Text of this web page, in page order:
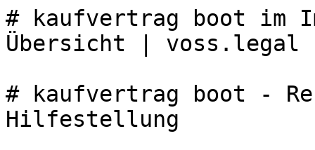
# kaufvertrag boot im
Übersicht | voss.legal
# kaufvertrag boot -
Hilfestellung